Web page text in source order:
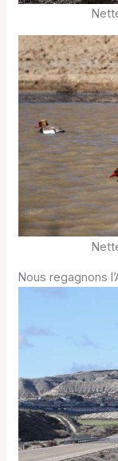
Nous regagnons